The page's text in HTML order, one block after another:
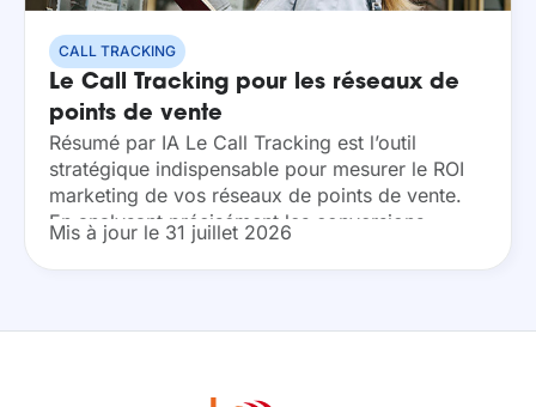
CALL TRACKING
Le Call Tracking pour les réseaux de
points de vente
Résumé par IA Le Call Tracking est l’outil
stratégique indispensable pour mesurer le ROI
marketing de vos réseaux de points de vente.
En analysant précisément les conversions
téléphoniques locales et globales, vous
optimisez vos investissements tout...
Mis à jour le 31 juillet 2026